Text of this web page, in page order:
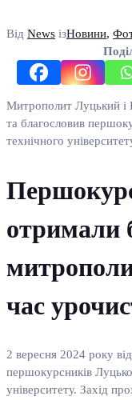
Від News ізНовини,
Митрополит Луцький і
та благословив
технічного
отримали
час
2 вересня 2024 року
першокурсників
університету. Захід